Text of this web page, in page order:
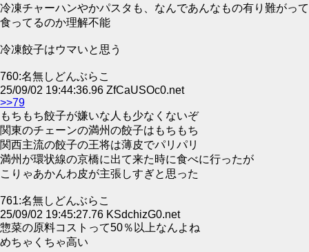
冷凍チャーハンやかパスタも、なんであんなもの有り難がって
食ってるのか理解不能
冷凍餃子はウマいと思う
760:名無しどんぶらこ
25/09/02 19:44:36.96 ZfCaUSOc0.net
>>79
もちもち餃子が嫌いな人も少なくないぞ
関東のチェーンの満州の餃子はもちもち
関西主流の餃子の王将は薄皮でパリパリ
満州が環状線の京橋に出て来た時に食べに行ったが
こりゃあかんわ皮が主張しすぎと思った
761:名無しどんぶらこ
25/09/02 19:45:27.76 KSdchizG0.net
惣菜の原料コストって50％以上なんよね
めちゃくちゃ高い